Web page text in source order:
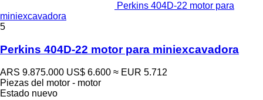
Perkins 404D-22 motor para
miniexcavadora
5
Perkins 404D-22 motor para miniexcavadora
ARS 9.875.000 US$ 6.600 ≈ EUR 5.712
Piezas del motor - motor
Estado nuevo